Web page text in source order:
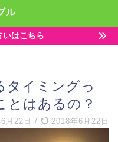
ル
いはこちら
タイミングっ
とはあるの？
月22日 / 2018年6月22日